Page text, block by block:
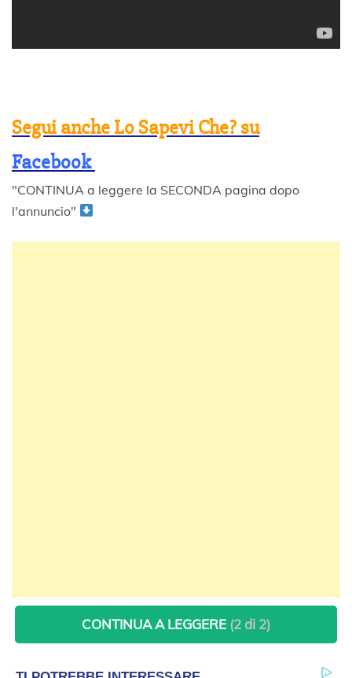
Segui anche Lo Sapevi Che? su
Facebook
"CONTINUA a leggere la SECONDA pagina dopo
l'annuncio"
CONTINUA A LEGGERE (2 di 2)